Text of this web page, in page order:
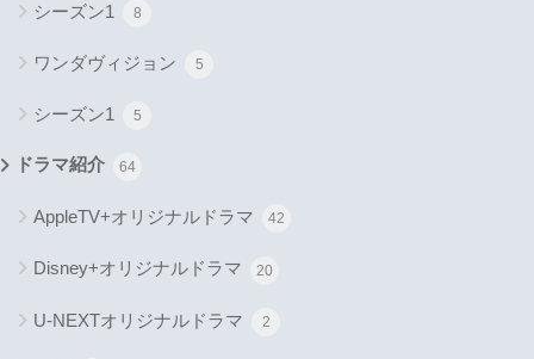
シーズン1 8
ワンダヴィジョン 5
シーズン1 5
ドラマ紹介 64
AppleTV+オリジナルドラマ 42
Disney+オリジナルドラマ 20
U-NEXTオリジナルドラマ 2